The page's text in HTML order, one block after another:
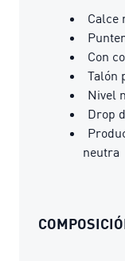
Calce
Con
Talón
Nivel
Drop
neutra